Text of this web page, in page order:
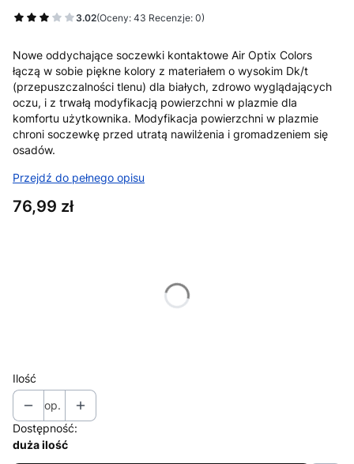
3.02(Oceny: 43 Recenzje: 0)
Nowe oddychające soczewki kontaktowe Air Optix Colors
łączą w sobie piękne kolory z materiałem o wysokim Dk/t
(przepuszczalności tlenu) dla białych, zdrowo wyglądających
oczu, i z trwałą modyfikacją powierzchni w plazmie dla
komfortu użytkownika. Modyfikacja powierzchni w plazmie
chroni soczewkę przed utratą nawilżenia i gromadzeniem się
osadów.
Przejdź do pełnego opisu
Cena
76,99 zł
Ilość
op.
Dostępność:
duża ilość